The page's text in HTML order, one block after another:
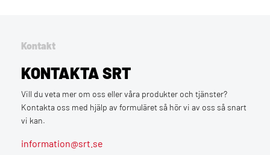
Kontakt
KONTAKTA SRT
Vill du veta mer om oss eller våra produkter och tjänster?
Kontakta oss med hjälp av formuläret så hör vi av oss så snart
vi kan.
information@srt.se